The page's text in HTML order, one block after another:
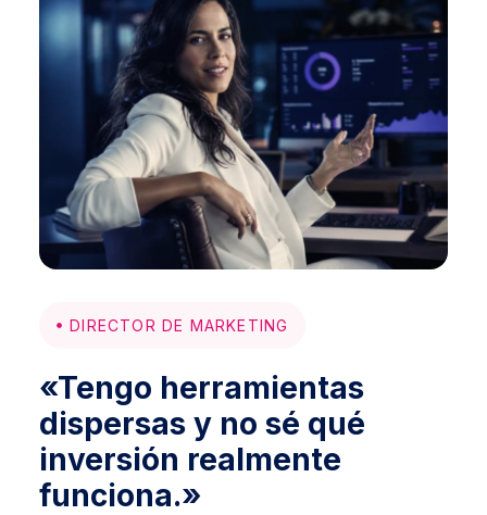
DIRECTOR DE MARKETING
«Tengo herramientas
dispersas y no sé qué
inversión realmente
funciona.»